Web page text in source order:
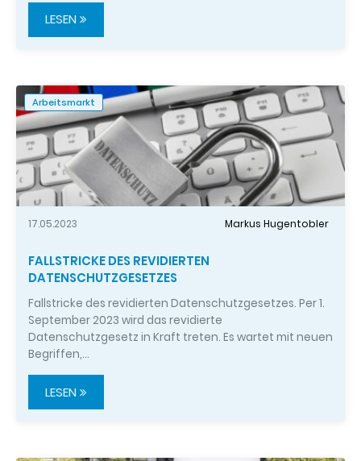
LESEN
Arbeitsmarkt
17.05.2023 Markus Hugentobler
FALLSTRICKE DES REVIDIERTEN
DATENSCHUTZGESETZES
Fallstricke des revidierten Datenschutzgesetzes. Per 1.
September 2023 wird das revidierte
Datenschutzgesetz in Kraft treten. Es wartet mit neuen
Begriffen,…
LESEN